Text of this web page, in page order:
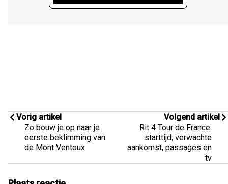
Vorig artikel
Zo bouw je op naar je
eerste beklimming van
de Mont Ventoux
Volgend artikel
Rit 4 Tour de France:
starttijd, verwachte
aankomst, passages en
tv